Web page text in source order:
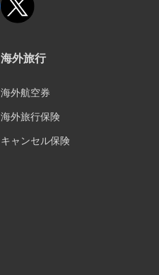
海外旅行
海外航空券
海外旅行保険
キャンセル保険